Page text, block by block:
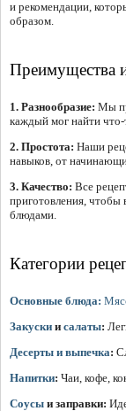
и рекомендации,
образом.
Преимущества
1. Разнообразие: Мы
каждый мог найти
2. Простота: Наши
навыков, от
3. Качество: Все
приготовления, чтобы
блюдами.
Категории
Основные блюда:
Закуски и салаты:
Десерты и выпечка:
Напитки: Чаи, кофе,
Соусы и заправки: